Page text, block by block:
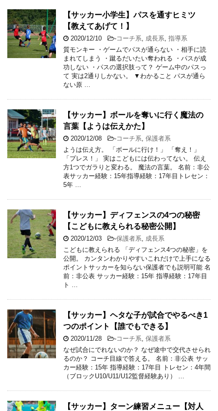
【サッカー小学生】パスを通すヒミツ
【教えてあげて！】
2020/12/10 -コーチ系 成長系 指導系
質モンキー ・ゲームでパスが通らない ・相手に読
まれてしまう ・蹴るだいたい奪われる ・パスが成
功しない ・パスの選択肢って？ ゲーム中のパスっ
て 実は2通りしかない。 ▼わかること パスが通ら
ない原 …
【サッカー】ボールを奪いに行く魔法の
言葉【ようは伝えかた】
2020/12/08 -コーチ系 保護者系
ようは伝え方。 「ボールに行け！」 「奪え！」
「プレス！」 実はこどもには伝わってない。 伝え
方1つでガラりと変わる。 魔法の言葉。 名前：非公
表サッカー経験：15年指導経験：17年目トレセン：
5年 …
【サッカー】ディフェンスの4つの秘密
【こどもに教えられる秘密公開】
2020/12/03 -保護者系
成長系
こどもに教えられる 「ディフェンス4つの秘密」を
公開。 カンタンわかりやすいこれだけで上手になる
ポイントサッカーを知らない保護者でも説明可能 名
前：非公表 サッカー経験：15年 指導経験：17年目
ト …
【サッカー】ヘタな子が試合でやるべき1
つのポイント【誰でもできる】
2020/11/28 -コーチ系 保護者系
なぜ試合にでれないのか？ なぜ途中で交代させられ
るのか？ コーチ目線で答える。 名前：非公表 サッ
カー経験：15年 指導経験：17年目 トレセン：4年間
（ブロックU10/U11/U12監督経験あり） …
【サッカー】ターン練習メニュー【対人